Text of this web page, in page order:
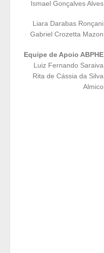
Ismael Gonçalves Alves
Liara Darabas Ronçani
Gabriel Crozetta Mazon
Equipe de Apoio ABPHE
Luiz Fernando Saraiva
Rita de Cássia da Silva
Almico